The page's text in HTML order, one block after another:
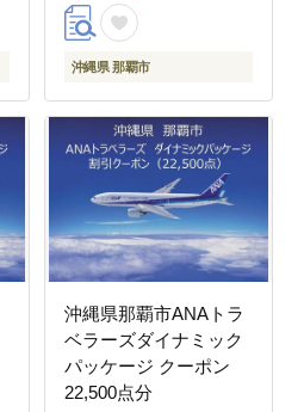
沖縄県 那覇市
沖縄県那覇市ANAトラ
ベラーズダイナミック
パッケージ クーポン
22,500点分